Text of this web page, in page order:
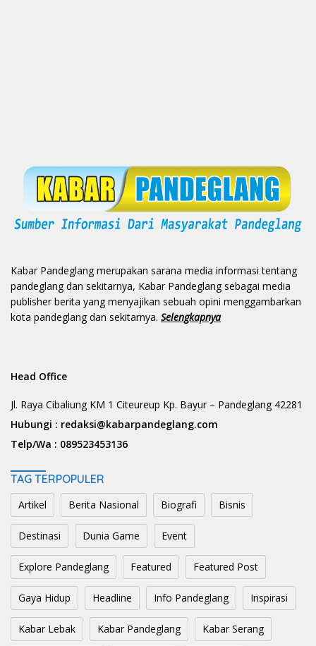
Kabar Pandeglang merupakan sarana media informasi tentang
pandeglang dan sekitarnya, Kabar Pandeglang sebagai media
publisher berita yang menyajikan sebuah opini menggambarkan
kota pandeglang dan sekitarnya. Selengkapnya
Head Office
Jl. Raya Cibaliung KM 1 Citeureup Kp. Bayur – Pandeglang 42281
Hubungi : redaksi@kabarpandeglang.com
Telp/Wa : 089523453136
TAG TERPOPULER
Artikel Berita Nasional Biografi Bisnis
Destinasi Dunia Game Event
Explore Pandeglang Featured Featured Post
Gaya Hidup Headline Info Pandeglang Inspirasi
Kabar Lebak Kabar Pandeglang Kabar Serang